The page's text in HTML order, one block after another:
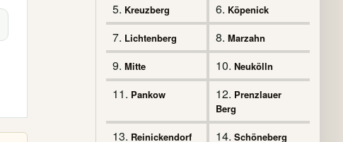
5. Kreuzberg 6. Köpenick
7. Lichtenberg 8. Marzahn
9. Mitte 10. Neukölln
11. Pankow 12. Prenzlauer
Berg
13. Reinickendorf 14. Schöneberg